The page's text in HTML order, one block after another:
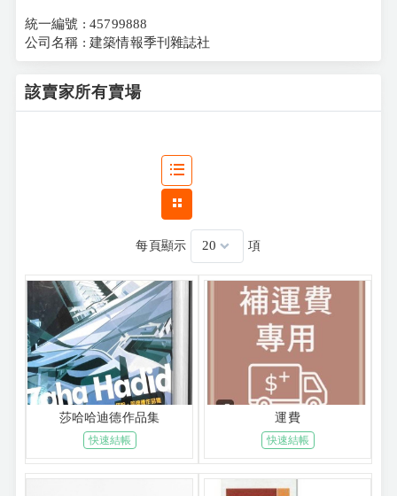
統一編號 : 45799888
公司名稱 : 建築情報季刊雜誌社
該賣家所有賣場
每頁顯示 項
莎哈哈迪德作品集
快速結帳
運費
快速結帳